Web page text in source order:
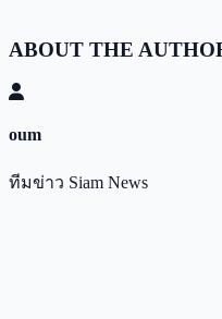
ABOUT THE
oum
ทีมข่าว Siam News